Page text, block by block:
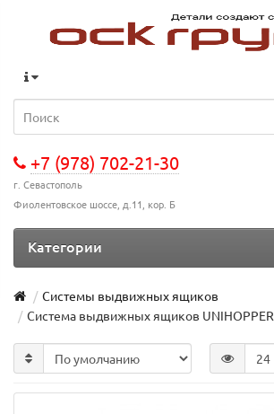
+7 (978) 702-21-30
г. Севастополь
Фиолентовское шоссе, д.11, кор. Б
Категории
Системы выдвижных ящиков
Система выдвижных ящиков UNIHOPPER